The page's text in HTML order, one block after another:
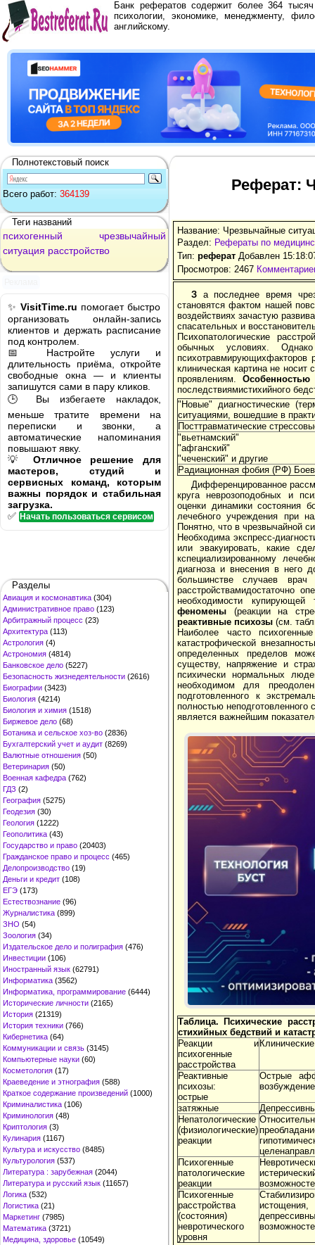
Банк рефератов содержит более 364
психологии, экономике, менеджменту,
английскому.
Полнотекстовый поиск
Всего работ: 364139
Теги названий
психогенный
чрезвычайный
ситуация расстройство
✨ VisitTime.ru помогает быстро
организовать онлайн-запись
клиентов и держать расписание
под контролем.
📅 Настройте услуги и
длительность приёма, откройте
свободные окна — и клиенты
запишутся сами в пару кликов.
🕒 Вы избегаете накладок,
меньше тратите времени на
переписки и звонки, а
автоматические напоминания
повышают явку.
💡 Отличное решение для
мастеров, студий и
сервисных команд, которым
важны порядок и стабильная
загрузка.
✅ Начать пользоваться сервисом
Разделы
Авиация и космонавтика (304)
Административное право (123)
Арбитражный процесс (23)
Архитектура (113)
Астрология (4)
Астрономия (4814)
Банковское дело (5227)
Безопасность жизнедеятельности (2616)
Биографии (3423)
Биология (4214)
Биология и химия (1518)
Биржевое дело (68)
Ботаника и сельское хоз-во (2836)
Бухгалтерский учет и аудит (8269)
Валютные отношения (50)
Ветеринария (50)
Военная кафедра (762)
ГДЗ (2)
География (5275)
Геодезия (30)
Геология (1222)
Геополитика (43)
Государство и право (20403)
Гражданское право и процесс (465)
Делопроизводство (19)
Деньги и кредит (108)
ЕГЭ (173)
Естествознание (96)
Журналистика (899)
ЗНО (54)
Зоология (34)
Издательское дело и полиграфия (476)
Инвестиции (106)
Иностранный язык (62791)
Информатика (3562)
Информатика, программирование (6444)
Исторические личности (2165)
История (21319)
История техники (766)
Кибернетика (64)
Коммуникации и связь (3145)
Компьютерные науки (60)
Косметология (17)
Краеведение и этнография (588)
Краткое содержание произведений (1000)
Криминалистика (106)
Криминология (48)
Криптология (3)
Кулинария (1167)
Культура и искусство (8485)
Культурология (537)
Литература : зарубежная (2044)
Литература и русский язык (11657)
Логика (532)
Логистика (21)
Маркетинг (7985)
Математика (3721)
Медицина, здоровье (10549)
Реферат:
Название: Чрезвычайные
Раздел: Рефераты по
Тип: реферат Добавлен
Просмотров: 2467
З а последнее время
становятся фактом нашей
воздействиях зачастую
спасательных и
Психопатологические
обычных условиях.
психотравмирующихфакторов
клиническая картина не носит
проявлениям. Особенностью
последствиямистихийного
"Новые" диагностические
ситуациями, вошедшие в
Посттравматические
"вьетнамский"
"афганский"
"чеченский" и другие
Радиационная фобия (РФ)
Дифференцированное
круга неврозоподобных и
оценки динамики состояния
лечебного учреждения при
Понятно, что в чрезвычайной
Необходима экспресс-
или эвакуировать, какие
кспециализированному
диагноза и внесения в него
большинстве случаев
расстройствамидостаточно
необходимости
феномены (реакции на
реактивные психозы (см.
Наиболее часто
катастрофической
определенных пределов
существу, напряжение и
психически нормальных
необходимом для
подготовленного к
полностью неподготовленного
является важнейшим
Таблица. Психические
стихийных бедствий и
Реакции и
психогенные
расстройства
Реактивные
психозы:
острые
Острые
затяжные
Непатологические
(физиологические)
реакции
Психогенные
патологические
реакции
Психогенные
расстройства
(состояния)
невротического
уровня
истощения,